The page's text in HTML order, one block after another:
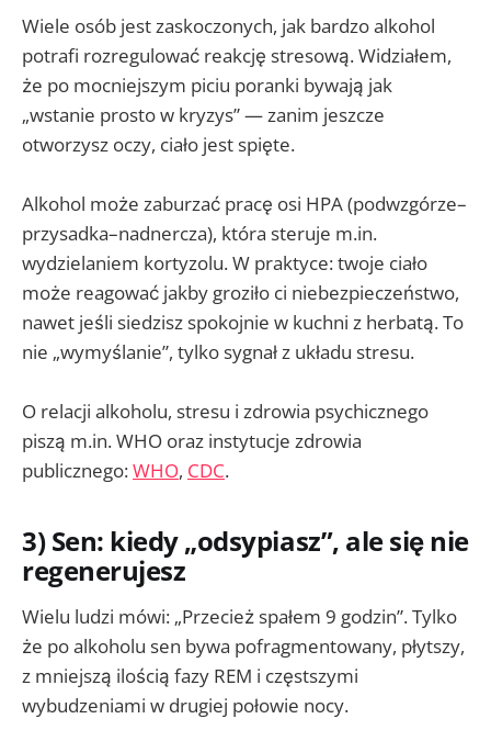
Wiele osób jest zaskoczonych, jak bardzo alkohol
potrafi rozregulować reakcję stresową. Widziałem,
że po mocniejszym piciu poranki bywają jak
„wstanie prosto w kryzys” — zanim jeszcze
otworzysz oczy, ciało jest spięte.
Alkohol może zaburzać pracę osi HPA (podwzgórze–
przysadka–nadnercza), która steruje m.in.
wydzielaniem kortyzolu. W praktyce: twoje ciało
może reagować jakby groziło ci niebezpieczeństwo,
nawet jeśli siedzisz spokojnie w kuchni z herbatą. To
nie „wymyślanie”, tylko sygnał z układu stresu.
O relacji alkoholu, stresu i zdrowia psychicznego
piszą m.in. WHO oraz instytucje zdrowia
publicznego:WHO, CDC.
3) Sen: kiedy „odsypiasz”, ale się nie
regenerujesz
Wielu ludzi mówi: „Przecież spałem 9 godzin”. Tylko
że po alkoholu sen bywa pofragmentowany, płytszy,
z mniejszą ilością fazy REM i częstszymi
wybudzeniami w drugiej połowie nocy.